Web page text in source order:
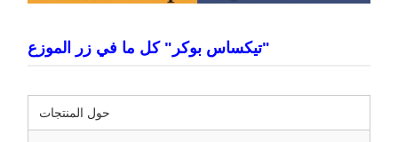
"تيكساس بوكر" كل ما في زر الموزع
حول المنتجات